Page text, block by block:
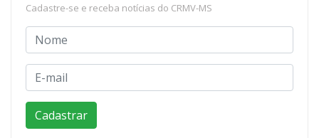
Cadastre-se e receba notícias do CRMV-MS